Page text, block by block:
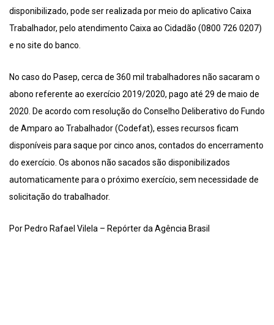
disponibilizado, pode ser realizada por meio do aplicativo Caixa
Trabalhador, pelo atendimento Caixa ao Cidadão (0800 726 0207)
e no site do banco.
No caso do Pasep, cerca de 360 mil trabalhadores não sacaram o
abono referente ao exercício 2019/2020, pago até 29 de maio de
2020. De acordo com resolução do Conselho Deliberativo do Fundo
de Amparo ao Trabalhador (Codefat), esses recursos ficam
disponíveis para saque por cinco anos, contados do encerramento
do exercício. Os abonos não sacados são disponibilizados
automaticamente para o próximo exercício, sem necessidade de
solicitação do trabalhador.
Por Pedro Rafael Vilela – Repórter da Agência Brasil